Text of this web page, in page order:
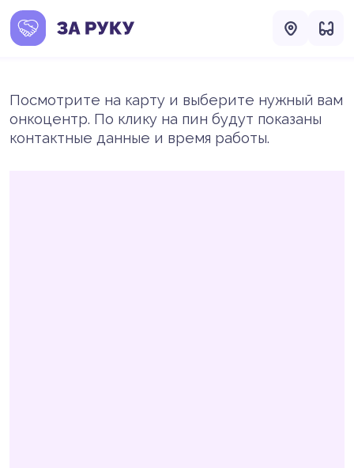
Посмотрите на карту и выберите нужный вам
онкоцентр. По клику на пин будут показаны
контактные данные и время работы.